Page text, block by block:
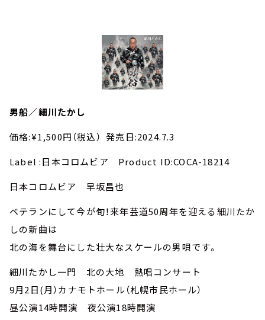
男船／細川たかし
価格:¥1,500円（税込） 発売日:2024.7.3
Label :日本コロムビア Product ID:COCA-18214
日本コロムビア 早坂昌也
ベテランにして今が旬！来年芸道50周年を迎える細川たか
しの新曲は
北の海を舞台にした壮大なスケールの男唄です。
細川たかし一門 北の大地 熱唱コンサート
9月2日(月）カナモトホール（札幌市民ホール）
昼公演14時開演 夜公演18時開演